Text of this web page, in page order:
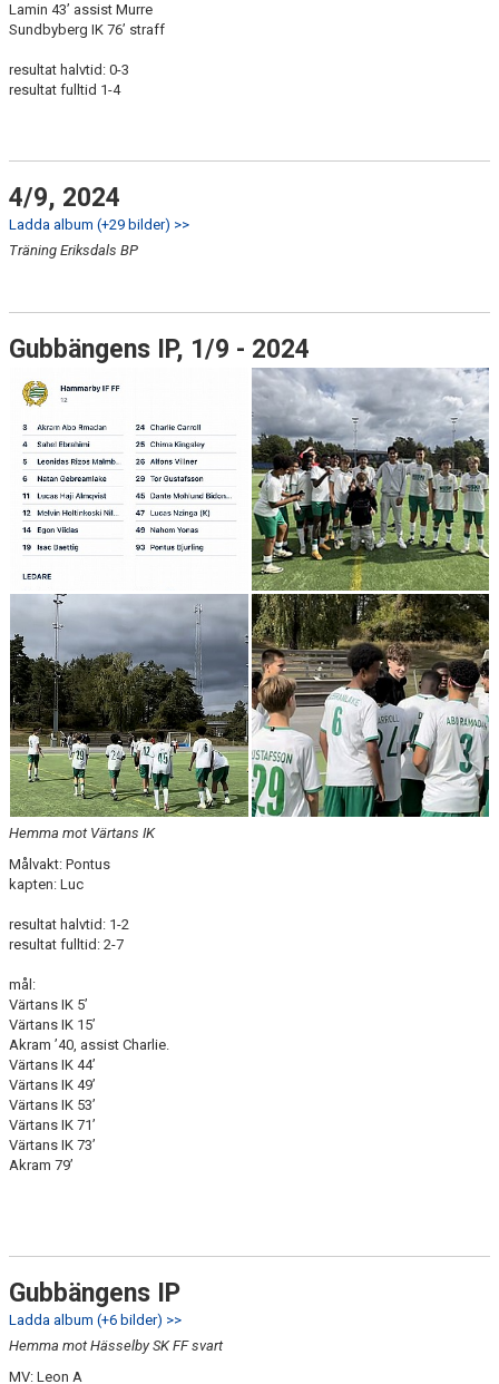
Lamin 43’ assist Murre
Sundbyberg IK 76’ straff
resultat halvtid: 0-3
resultat fulltid 1-4
4/9, 2024
Ladda album (+29 bilder) >>
Träning Eriksdals BP
Gubbängens IP, 1/9 - 2024
Hemma mot Värtans IK
Målvakt: Pontus
kapten: Luc
resultat halvtid: 1-2
resultat fulltid: 2-7
mål:
Värtans IK 5’
Värtans IK 15’
Akram ’40, assist Charlie.
Värtans IK 44’
Värtans IK 49’
Värtans IK 53’
Värtans IK 71’
Värtans IK 73’
Akram 79’
Gubbängens IP
Ladda album (+6 bilder) >>
Hemma mot Hässelby SK FF svart
MV: Leon A